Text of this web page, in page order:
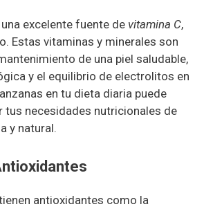
excelente fuente de vitamina C,
Estas vitaminas y minerales son
de una piel saludable,
y el equilibrio de electrolitos en
en tu dieta diaria puede
tus necesidades nutricionales de
y natural.
antioxidantes como la